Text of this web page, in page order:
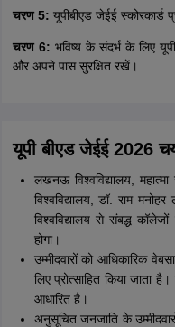
चरण 5: यूपीबीएड जेईई स्कोरकार्ड
चरण 6: भविष्य के संदर्भ के लिए
और अपने पास सुरक्षित रखें।
यूपी बीएड जेईई 2026
लखनऊ विश्वविद्यालय, महात्मा
विश्वविद्यालय, डॉ. राम
विश्वविद्यालय से संबद्ध
होगा।
उम्मीदवारों को आधिकारिक
लिए प्रोत्साहित किया जाता
आधारित है।
अनुसूचित जनजाति के